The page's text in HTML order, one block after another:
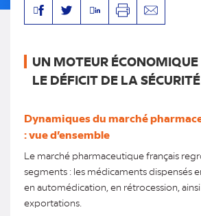
FacebookTwitterLinkedinImprimerEnvoyer
UN MOTEUR ÉCONOMIQUE
LE DÉFICIT DE LA
Dynamiques du marché
: vue d’ensemble
Le marché pharmaceutique français
segments : les médicaments dispensés
en automédication, en rétrocession,
exportations.